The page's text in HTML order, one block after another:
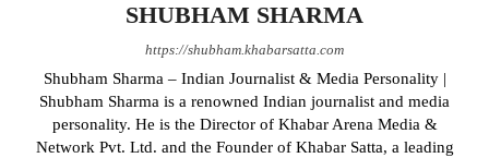
SHUBHAM SHARMA
https://shubham.khabarsatta.com
Shubham Sharma – Indian Journalist & Media Personality |
Shubham Sharma is a renowned Indian journalist and media
personality. He is the Director of Khabar Arena Media &
Network Pvt. Ltd. and the Founder of Khabar Satta, a leading